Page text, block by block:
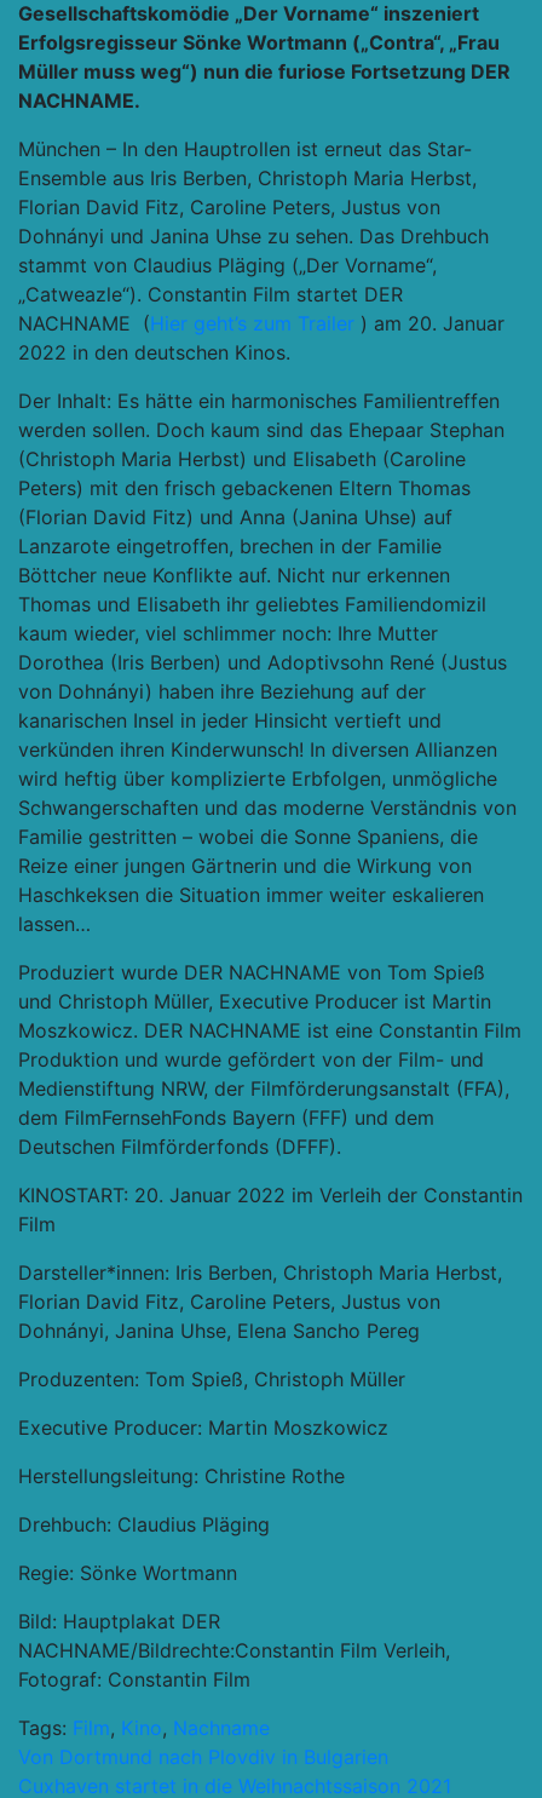
Gesellschaftskomödie „Der Vorname“ inszeniert
Erfolgsregisseur Sönke Wortmann („Contra“, „Frau
Müller muss weg“) nun die furiose Fortsetzung DER
NACHNAME.
München – In den Hauptrollen ist erneut das Star-
Ensemble aus Iris Berben, Christoph Maria Herbst,
Florian David Fitz, Caroline Peters, Justus von
Dohnányi und Janina Uhse zu sehen. Das Drehbuch
stammt von Claudius Pläging („Der Vorname“,
„Catweazle“). Constantin Film startet DER
NACHNAME (Hier geht’s zum Trailer ) am 20. Januar
2022 in den deutschen Kinos.
Der Inhalt: Es hätte ein harmonisches Familientreffen
werden sollen. Doch kaum sind das Ehepaar Stephan
(Christoph Maria Herbst) und Elisabeth (Caroline
Peters) mit den frisch gebackenen Eltern Thomas
(Florian David Fitz) und Anna (Janina Uhse) auf
Lanzarote eingetroffen, brechen in der Familie
Böttcher neue Konflikte auf. Nicht nur erkennen
Thomas und Elisabeth ihr geliebtes Familiendomizil
kaum wieder, viel schlimmer noch: Ihre Mutter
Dorothea (Iris Berben) und Adoptivsohn René (Justus
von Dohnányi) haben ihre Beziehung auf der
kanarischen Insel in jeder Hinsicht vertieft und
verkünden ihren Kinderwunsch! In diversen Allianzen
wird heftig über komplizierte Erbfolgen, unmögliche
Schwangerschaften und das moderne Verständnis von
Familie gestritten – wobei die Sonne Spaniens, die
Reize einer jungen Gärtnerin und die Wirkung von
Haschkeksen die Situation immer weiter eskalieren
lassen…
Produziert wurde DER NACHNAME von Tom Spieß
und Christoph Müller, Executive Producer ist Martin
Moszkowicz. DER NACHNAME ist eine Constantin Film
Produktion und wurde gefördert von der Film- und
Medienstiftung NRW, der Filmförderungsanstalt (FFA),
dem FilmFernsehFonds Bayern (FFF) und dem
Deutschen Filmförderfonds (DFFF).
KINOSTART: 20. Januar 2022 im Verleih der Constantin
Film
Darsteller*innen: Iris Berben, Christoph Maria Herbst,
Florian David Fitz, Caroline Peters, Justus von
Dohnányi, Janina Uhse, Elena Sancho Pereg
Produzenten: Tom Spieß, Christoph Müller
Executive Producer: Martin Moszkowicz
Herstellungsleitung: Christine Rothe
Drehbuch: Claudius Pläging
Regie: Sönke Wortmann
Bild: Hauptplakat DER
NACHNAME/Bildrechte:Constantin Film Verleih,
Fotograf: Constantin Film
Tags: Film, Kino, Nachname
Beitragsnavigation
Von Dortmund nach Plovdiv in Bulgarien
Cuxhaven startet in die Weihnachtssaison 2021